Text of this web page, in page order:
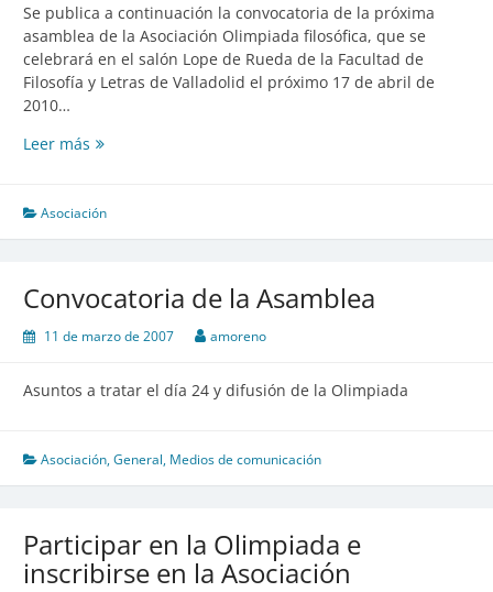
León
y
programa
de
Se publica a continuación la convocatoria de la próxima
asamblea de la Asociación Olimpiada filosófica, que se
celebrará en el salón Lope de Rueda de la Facultad de
Filosofía y Letras de Valladolid el próximo 17 de abril de
2010…
Leer más Asamblea
la
asociación
Asociación
Convocatoria de la Asamblea
11 de marzo de 2007 amoreno
Asuntos a tratar el día 24 y difusión de la Olimpiada
Asociación,General, Medios de comunicación
Participar en la Olimpiada e
inscribirse en la Asociación